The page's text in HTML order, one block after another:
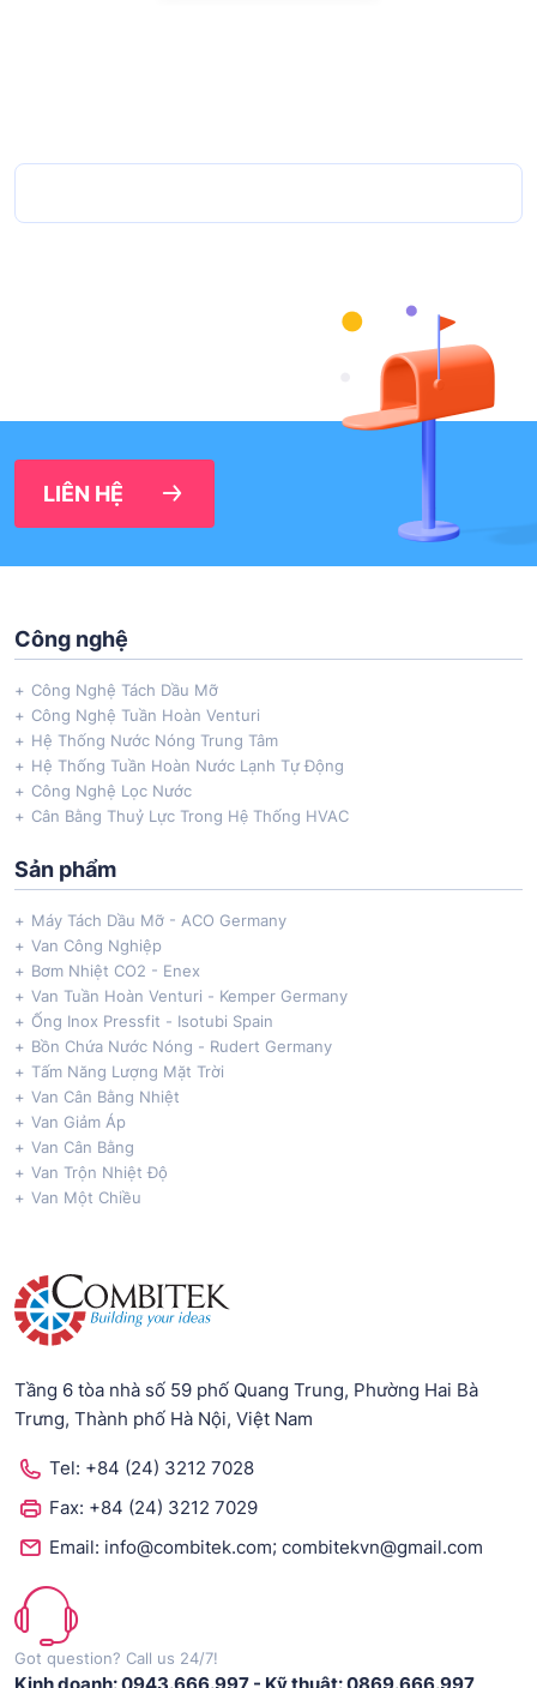
LIÊN HỆ
Công nghệ
Công Nghệ Tách Dầu Mỡ
Công Nghệ Tuần Hoàn Venturi
Hệ Thống Nước Nóng Trung Tâm
Hệ Thống Tuần Hoàn Nước Lạnh Tự Động
Công Nghệ Lọc Nước
Cân Bằng Thuỷ Lực Trong Hệ Thống HVAC
Sản phẩm
Máy Tách Dầu Mỡ - ACO Germany
Van Công Nghiệp
Bơm Nhiệt CO2 - Enex
Van Tuần Hoàn Venturi - Kemper Germany
Ống Inox Pressfit - Isotubi Spain
Bồn Chứa Nước Nóng - Rudert Germany
Tấm Năng Lượng Mặt Trời
Van Cân Bằng Nhiệt
Van Giảm Áp
Van Cân Bằng
Van Trộn Nhiệt Độ
Van Một Chiều
Tầng 6 tòa nhà số 59 phố Quang Trung, Phường Hai Bà
Trưng, Thành phố Hà Nội, Việt Nam
Tel: +84 (24) 3212 7028
Fax: +84 (24) 3212 7029
Email: info@combitek.com; combitekvn@gmail.com
Got question? Call us 24/7!